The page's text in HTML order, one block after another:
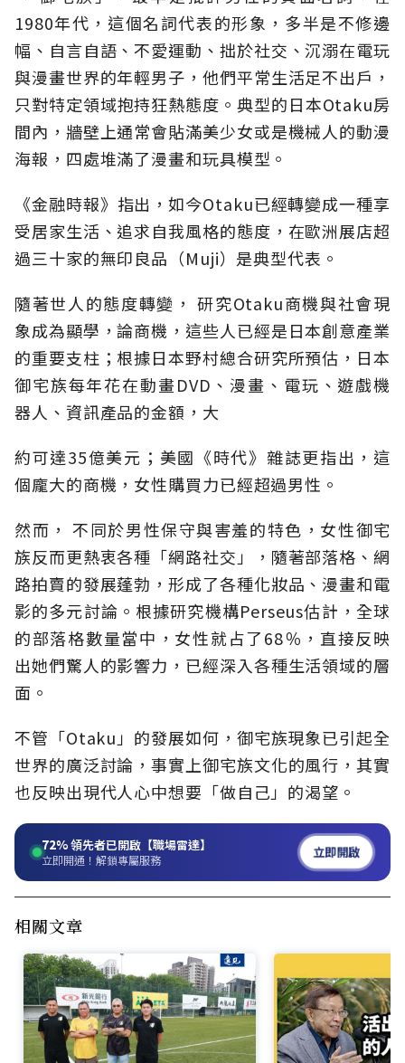
1980年代，這個名詞代表的形象，多半是不修邊
幅、自言自語、不愛運動、拙於社交、沉溺在電玩
與漫畫世界的年輕男子，他們平常生活足不出戶，
只對特定領域抱持狂熱態度。典型的日本Otaku房
間內，牆壁上通常會貼滿美少女或是機械人的動漫
海報，四處堆滿了漫畫和玩具模型。
《金融時報》指出，如今Otaku已經轉變成一種享
受居家生活、追求自我風格的態度，在歐洲展店超
過三十家的無印良品（Muji）是典型代表。
隨著世人的態度轉變， 研究Otaku商機與社會現
象成為顯學，論商機，這些人已經是日本創意產業
的重要支柱；根據日本野村總合研究所預估，日本
御宅族每年花在動畫DVD、漫畫、電玩、遊戲機
器人、資訊產品的金額，大
約可達35億美元；美國《時代》雜誌更指出，這
個龐大的商機，女性購買力已經超過男性。
然而， 不同於男性保守與害羞的特色，女性御宅
族反而更熱衷各種「網路社交」，隨著部落格、網
路拍賣的發展蓬勃，形成了各種化妝品、漫畫和電
影的多元討論。根據研究機構Perseus估計，全球
的部落格數量當中，女性就占了68％，直接反映
出她們驚人的影響力，已經深入各種生活領域的層
面。
不管「Otaku」的發展如何，御宅族現象已引起全
世界的廣泛討論，事實上御宅族文化的風行，其實
也反映出現代人心中想要「做自己」的渴望。
72%領先者已開啟【職場雷達】
立即開通！解鎖專屬服務 立即開啟
相關文章